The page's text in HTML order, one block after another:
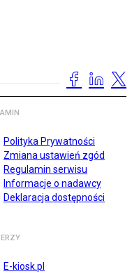
Polityka Prywatności
Zmiana ustawień zgód
Regulamin serwisu
Informacje o nadawcy
Deklaracja dostępności
E-kiosk.pl